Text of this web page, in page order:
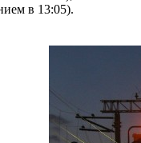
в 13:05).